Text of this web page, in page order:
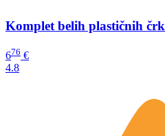
Komplet belih plastičnih črk
676 €
4.8